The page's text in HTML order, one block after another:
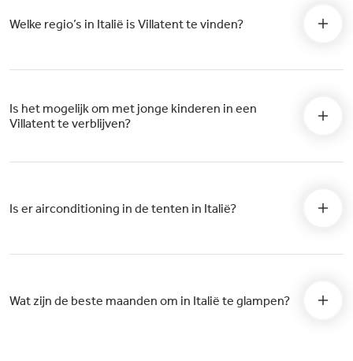
Welke regio’s in Italië is Villatent te vinden?
Is het mogelijk om met jonge kinderen in een
Villatent te verblijven?
Is er airconditioning in de tenten in Italië?
Wat zijn de beste maanden om in Italië te glampen?